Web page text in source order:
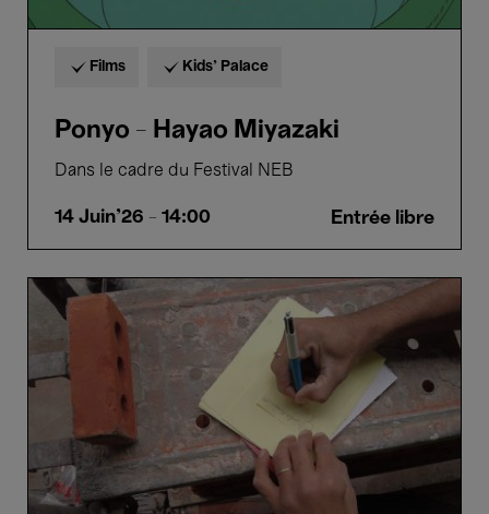
Films Kids’ Palace
Ponyo - Hayao Miyazaki
Dans le cadre du Festival NEB
14 Juin'26 - 14:00 Entrée libre
Wishful
Filming
Vanagt
&
Regarde
Ingel